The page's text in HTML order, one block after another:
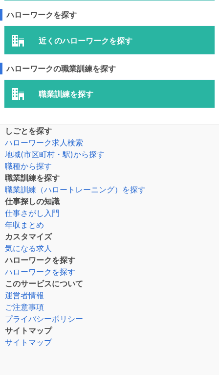
ハローワークを探す
近くのハローワークを探す
ハローワークの職業訓練を探す
職業訓練を探す
しごとを探す
ハローワーク求人検索
地域(市区町村・駅)から探す
職種から探す
職業訓練を探す
職業訓練（ハロートレーニング）を探す
仕事探しの知識
仕事さがし入門
年収まとめ
カスタマイズ
気になる求人
ハローワークを探す
ハローワークを探す
このサービスについて
運営者情報
ご注意事項
プライバシーポリシー
サイトマップ
サイトマップ